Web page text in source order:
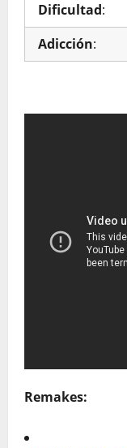
Dificultad:
Adicción:
Remakes: